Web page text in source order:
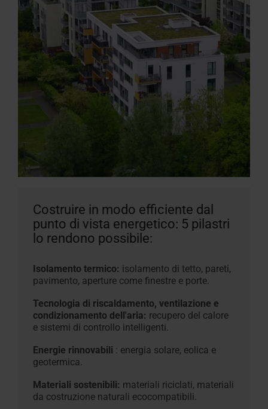
Costruire in modo efficiente dal
punto di vista energetico: 5 pilastri
lo rendono possibile:
Isolamento termico: isolamento di tetto, pareti,
pavimento, aperture come finestre e porte.
Tecnologia di riscaldamento, ventilazione e
condizionamento dell'aria: recupero del calore
e sistemi di controllo intelligenti.
Energie rinnovabili : energia solare, eolica e
geotermica.
Materiali sostenibili: materiali riciclati, materiali
da costruzione naturali ecocompatibili.